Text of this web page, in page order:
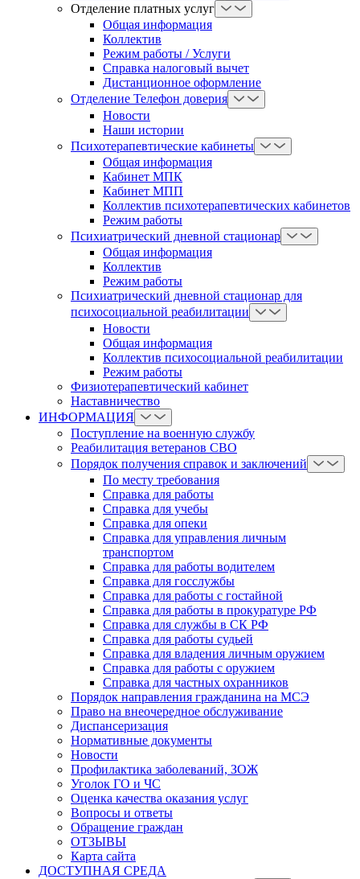
Отделение платных услуг
Общая информация
Коллектив
Режим работы / Услуги
Справка налоговый вычет
Дистанционное оформление
Отделение Телефон доверия
Новости
Наши истории
Психотерапевтические кабинеты
Общая информация
Кабинет МПК
Кабинет МПП
Коллектив психотерапевтических кабинетов
Режим работы
Психиатрический дневной стационар
Общая информация
Коллектив
Режим работы
Психиатрический дневной стационар для
психосоциальной реабилитации
Новости
Общая информация
Коллектив психосоциальной реабилитации
Режим работы
Физиотерапевтический кабинет
Наставничество
ИНФОРМАЦИЯ
Поступление на военную службу
Реабилитация ветеранов СВО
Порядок получения справок и заключений
По месту требования
Справка для работы
Справка для учебы
Справка для опеки
Справка для управления личным
транспортом
Справка для работы водителем
Справка для госслужбы
Справка для работы с гостайной
Справка для работы в прокуратуре РФ
Справка для службы в СК РФ
Справка для работы судьей
Справка для владения личным оружием
Справка для работы с оружием
Справка для частных охранников
Порядок направления гражданина на МСЭ
Право на внеочередное обслуживание
Диспансеризация
Нормативные документы
Новости
Профилактика заболеваний, ЗОЖ
Уголок ГО и ЧС
Оценка качества оказания услуг
Вопросы и ответы
Обращение граждан
ОТЗЫВЫ
Карта сайта
ДОСТУПНАЯ СРЕДА